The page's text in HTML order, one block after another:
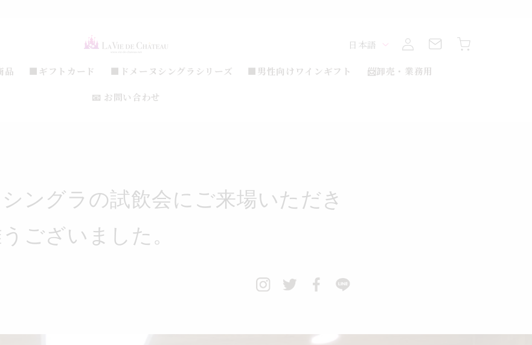
品 ■ギフトカード ■ドメーヌシングラシリーズ ■男性向けワインギフト 📨卸売・業務用
📧 お問い合わせ
言
語
日本語
イ
ン
ー
ングラの試飲会にご来場いただき
ございました。